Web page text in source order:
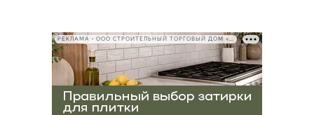
РЕКЛАМА • ООО СТРОИТЕЛЬНЫЙ ТОРГОВЫЙ ДОМ «ПЕТРОВИЧ», ИНН 7802348846